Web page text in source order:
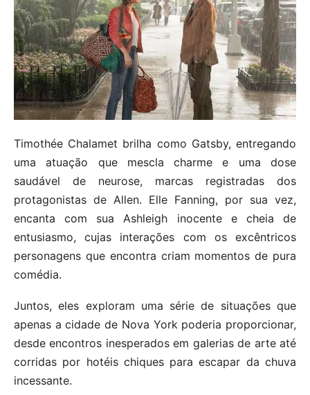
Timothée Chalamet brilha como Gatsby, entregando
uma atuação que mescla charme e uma dose
saudável de neurose, marcas registradas dos
protagonistas de Allen. Elle Fanning, por sua vez,
encanta com sua Ashleigh inocente e cheia de
entusiasmo, cujas interações com os excêntricos
personagens que encontra criam momentos de pura
comédia.
Juntos, eles exploram uma série de situações que
apenas a cidade de Nova York poderia proporcionar,
desde encontros inesperados em galerias de arte até
corridas por hotéis chiques para escapar da chuva
incessante.